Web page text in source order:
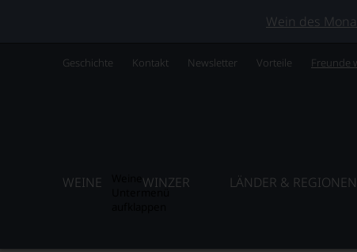
Wein des
Geschichte Kontakt Newsletter Vorteile Freunde
WEINE WINZER LÄNDER & REGIONEN